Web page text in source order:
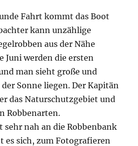
Fahrt kommt das Boot
kann unzählige
aus der Nähe
Juni werden die ersten
man sieht große und
Sonne liegen. Der Kapitän
das Naturschutzgebiet und
Robbenarten.
sehr nah an die Robbenbank
es sich, zum Fotografieren